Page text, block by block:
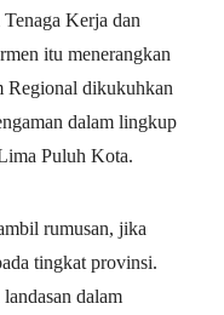
Kerja dan
itu menerangkan
Regional dikukuhkan
dalam lingkup
Puluh Kota.
rumusan, jika
tingkat provinsi.
dalam